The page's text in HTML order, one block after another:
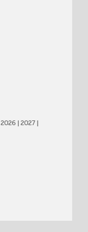
2026| 2027|